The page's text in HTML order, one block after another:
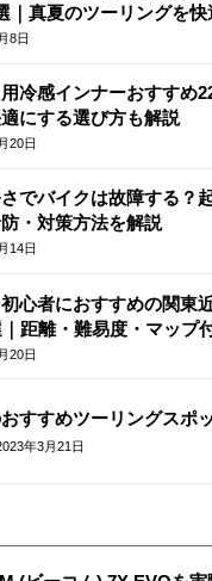
｜真夏のツーリングを
8日
冷感インナーおすすめ
にする選び方も解説
20日
でバイクは故障する？
・対策方法を解説
14日
心者におすすめの関東
距離・難易度・マップ
20日
すすめツーリングスポ
年3月21日